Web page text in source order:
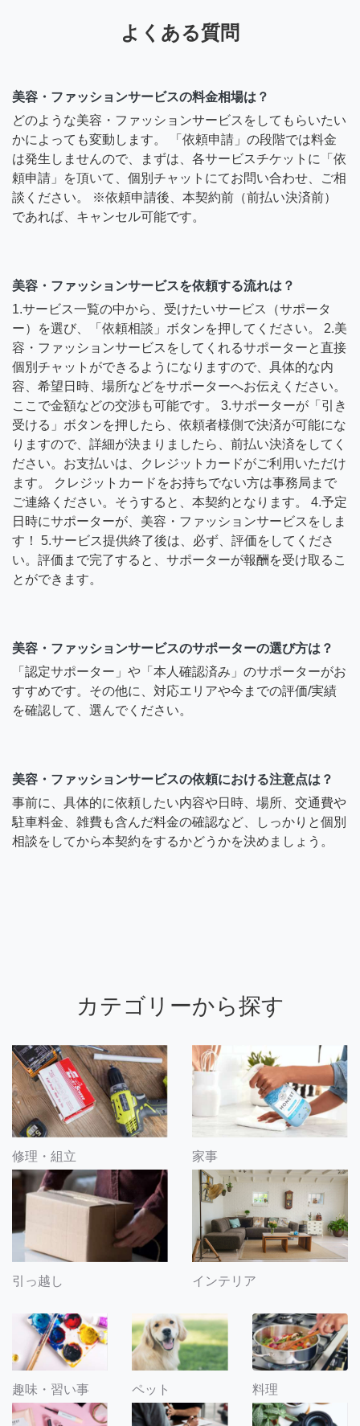
よくある質問
美容・ファッションサービスの料金相場は？
どのような美容・ファッションサービスをしてもらいたい
かによっても変動します。 「依頼申請」の段階では料金
は発生しませんので、まずは、各サービスチケットに「依
頼申請」を頂いて、個別チャットにてお問い合わせ、ご相
談ください。 ※依頼申請後、本契約前（前払い決済前）
であれば、キャンセル可能です。
美容・ファッションサービスを依頼する流れは？
1.サービス一覧の中から、受けたいサービス（サポータ
ー）を選び、「依頼相談」ボタンを押してください。 2.美
容・ファッションサービスをしてくれるサポーターと直接
個別チャットができるようになりますので、具体的な内
容、希望日時、場所などをサポーターへお伝えください。
ここで金額などの交渉も可能です。 3.サポーターが「引き
受ける」ボタンを押したら、依頼者様側で決済が可能にな
りますので、詳細が決まりましたら、前払い決済をしてく
ださい。お支払いは、クレジットカードがご利用いただけ
ます。 クレジットカードをお持ちでない方は事務局まで
ご連絡ください。そうすると、本契約となります。 4.予定
日時にサポーターが、美容・ファッションサービスをしま
す！ 5.サービス提供終了後は、必ず、評価をしてくださ
い。評価まで完了すると、サポーターが報酬を受け取るこ
とができます。
美容・ファッションサービスのサポーターの選び方は？
「認定サポーター」や「本人確認済み」のサポーターがお
すすめです。その他に、対応エリアや今までの評価/実績
を確認して、選んでください。
美容・ファッションサービスの依頼における注意点は？
事前に、具体的に依頼したい内容や日時、場所、交通費や
駐車料金、雑費も含んだ料金の確認など、しっかりと個別
相談をしてから本契約をするかどうかを決めましょう。
カテゴリーから探す
修理・組立 家事
引っ越し インテリア
趣味・習い事 ペット 料理